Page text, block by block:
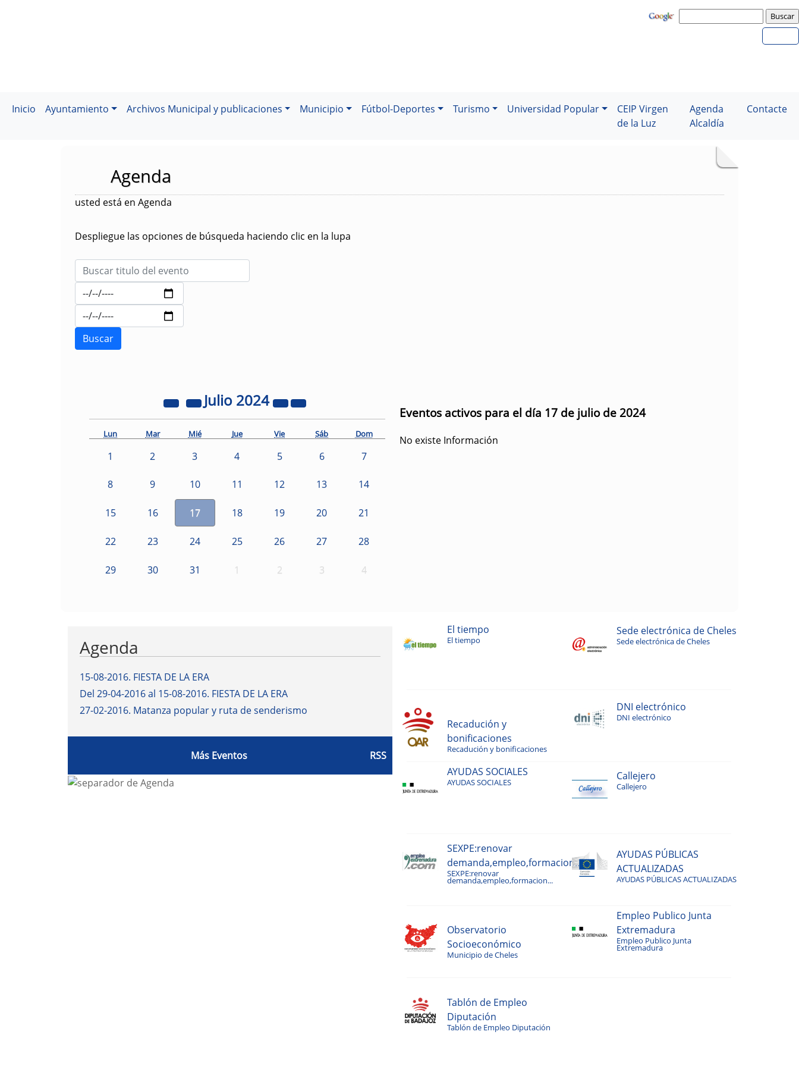
Inicio Ayuntamiento Archivos Municipal y publicaciones Municipio Fútbol-Deportes Turismo Universidad Popular
CEIP Virgen
de la Luz
Agenda
Alcaldía
Contacte
Agenda
usted está en Agenda
Despliegue las opciones de búsqueda haciendo clic en la lupa
Julio 2024
Lun Mar Mié Jue Vie Sáb Dom
1 2 3 4 5 6 7
8 9 10 11 12 13 14
15 16 17 18 19 20 21
22 23 24 25 26 27 28
29 30 31 1 2 3 4
Eventos activos para el día 17 de julio de 2024
No existe Información
Agenda
15-08-2016. FIESTA DE LA ERA
Del 29-04-2016 al 15-08-2016. FIESTA DE LA ERA
27-02-2016. Matanza popular y ruta de senderismo
Más Eventos RSS
El tiempo
El tiempo
Sede electrónica de Cheles
Sede electrónica de Cheles
Recadución y
bonificaciones
Recadución y bonificaciones
DNI electrónico
DNI electrónico
AYUDAS SOCIALES
AYUDAS SOCIALES
Callejero
Callejero
SEXPE:renovar
demanda,empleo,formacion...
SEXPE:renovar
demanda,empleo,formacion...
AYUDAS PÚBLICAS
ACTUALIZADAS
AYUDAS PÚBLICAS ACTUALIZADAS
Observatorio
Socioeconómico
Municipio de Cheles
Empleo Publico Junta
Extremadura
Empleo Publico Junta
Extremadura
Tablón de Empleo
Diputación
Tablón de Empleo Diputación